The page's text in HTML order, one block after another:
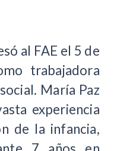
al FAE el 5 de
trabajadora
María Paz
experiencia
de la infancia,